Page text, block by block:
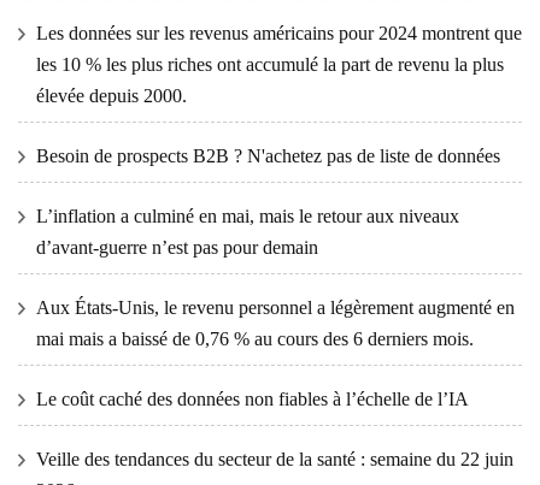
Les données sur les revenus américains pour 2024 montrent que
les 10 % les plus riches ont accumulé la part de revenu la plus
élevée depuis 2000.
Besoin de prospects B2B ? N'achetez pas de liste de données
L’inflation a culminé en mai, mais le retour aux niveaux
d’avant-guerre n’est pas pour demain
Aux États-Unis, le revenu personnel a légèrement augmenté en
mai mais a baissé de 0,76 % au cours des 6 derniers mois.
Le coût caché des données non fiables à l’échelle de l’IA
Veille des tendances du secteur de la santé : semaine du 22 juin